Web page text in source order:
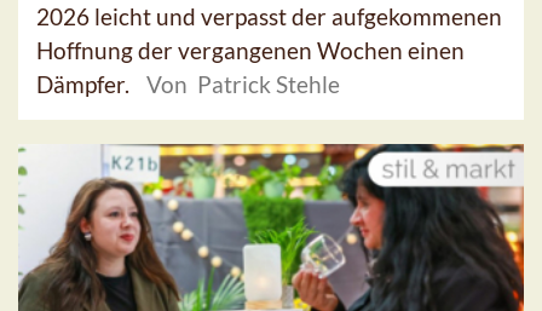
2026 leicht und verpasst der aufgekommenen
Hoffnung der vergangenen Wochen einen
Dämpfer.
Von Patrick Stehle